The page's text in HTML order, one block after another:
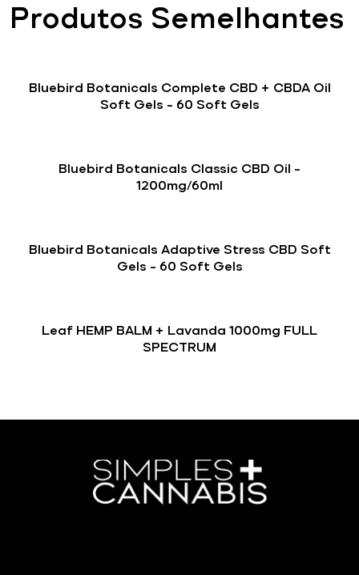
Produtos Semelhantes
Bluebird Botanicals Complete CBD + CBDA Oil
Soft Gels – 60 Soft Gels
Bluebird Botanicals Classic CBD Oil –
1200mg/60ml
Bluebird Botanicals Adaptive Stress CBD Soft
Gels – 60 Soft Gels
Leaf HEMP BALM + Lavanda 1000mg FULL
SPECTRUM